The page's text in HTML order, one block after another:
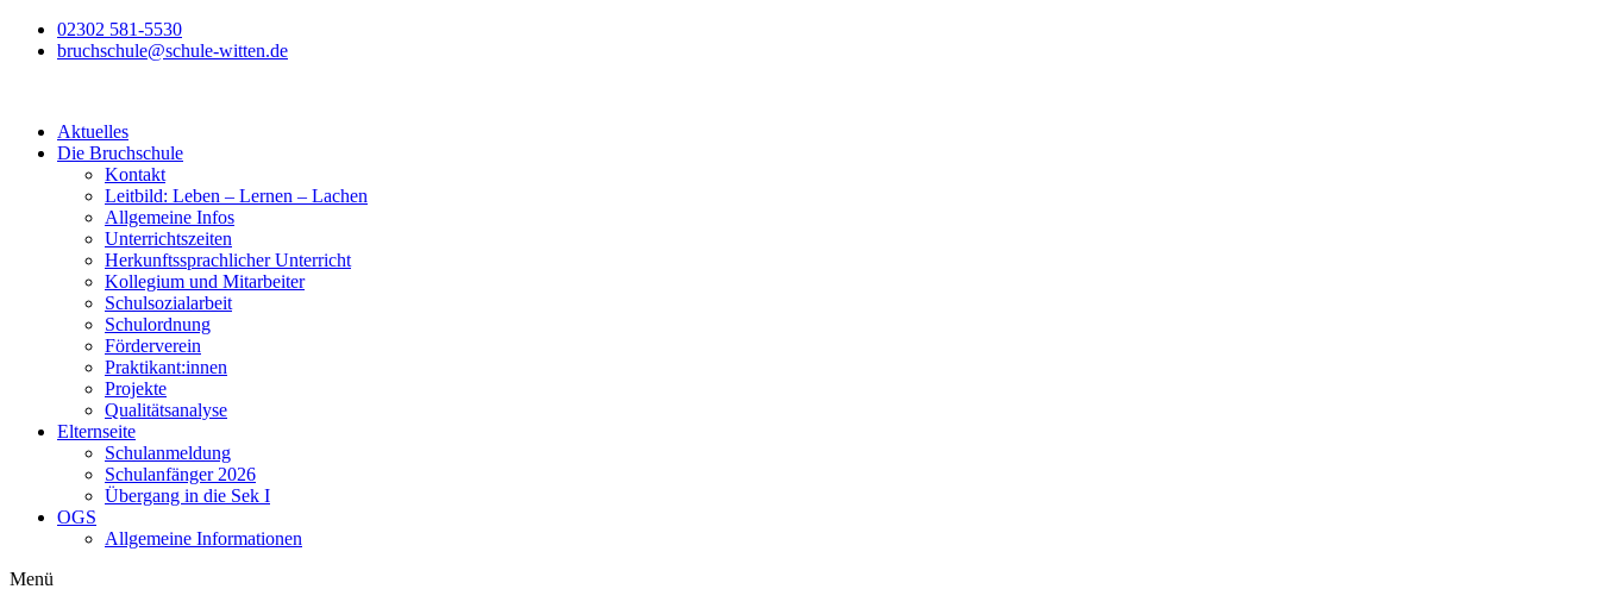
Zum
Inhalt
02302 581-5530
bruchschule@schule-witten.de
Aktuelles
Die Bruchschule
Kontakt
Leitbild: Leben – Lernen – Lachen
Allgemeine Infos
Unterrichtszeiten
Herkunftssprachlicher Unterricht
Kollegium und Mitarbeiter
Schulsozialarbeit
Schulordnung
Förderverein
Praktikant:innen
Projekte
Qualitätsanalyse
Elternseite
Schulanmeldung
Schulanfänger 2026
Übergang in die Sek I
OGS
Allgemeine Informationen
Menü